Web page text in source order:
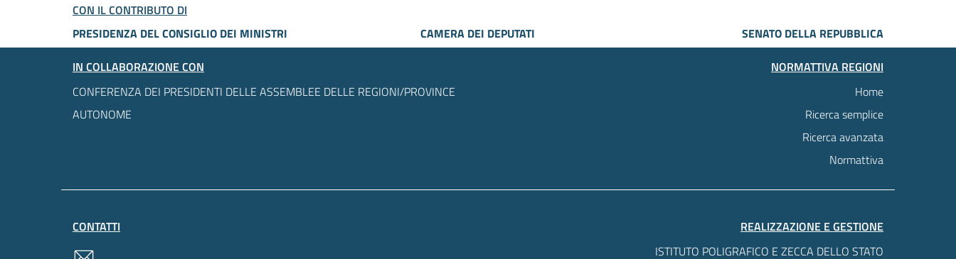
CON IL CONTRIBUTO DI
PRESIDENZA DEL CONSIGLIO DEI MINISTRI
CAMERA DEI DEPUTATI
SENATO DELLA REPUBBLICA
IN COLLABORAZIONE CON
CONFERENZA DEI PRESIDENTI DELLE ASSEMBLEE DELLE REGIONI/PROVINCE
AUTONOME
NORMATTIVA REGIONI
Home
Ricerca semplice
Ricerca avanzata
Normattiva
CONTATTI
REALIZZAZIONE E GESTIONE
ISTITUTO POLIGRAFICO E ZECCA DELLO STATO